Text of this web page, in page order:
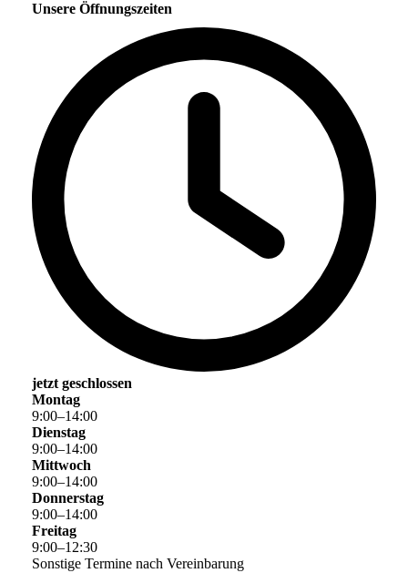
Unsere Öffnungszeiten
jetzt geschlossen
Montag
9:00–14:00
Dienstag
9:00–14:00
Mittwoch
9:00–14:00
Donnerstag
9:00–14:00
Freitag
9:00–12:30
Sonstige Termine nach Vereinbarung